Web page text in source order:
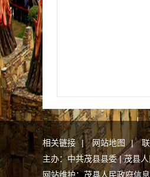
相关链接 | 网站地图 |
主办：中共茂县县委 | 茂县
网站维护：茂县人民政府